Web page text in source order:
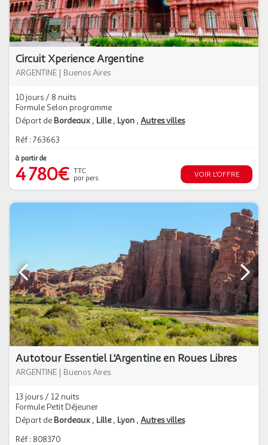
Circuit Xperience Argentine
ARGENTINE | Buenos Aires
10 jours / 8 nuits
Formule Selon programme
Départ de Bordeaux Lille Lyon Autres villes
Réf : 763663
à partir de
4 780€ TTC
par pers.
VOIR L'OFFRE
Autotour Essentiel L'Argentine en Roues Libres
ARGENTINE | Buenos Aires
13 jours / 12 nuits
Formule Petit Déjeuner
Départ de Bordeaux Lille Lyon Autres villes
Réf : 808370